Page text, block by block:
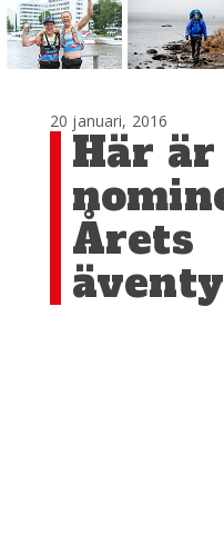
20 januari, 2016
Här är
Årets